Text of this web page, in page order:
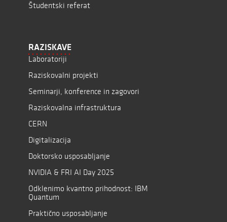
Študentski referat
RAZISKAVE
Laboratoriji
Raziskovalni projekti
Seminarji, konference in zagovori
Raziskovalna infrastruktura
CERN
Digitalizacija
Doktorsko usposabljanje
NVIDIA & FRI AI Day 2025
Odklenimo kvantno prihodnost: IBM
Quantum
Praktično usposabljanje